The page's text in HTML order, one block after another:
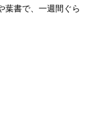
葉書で、一週間ぐら